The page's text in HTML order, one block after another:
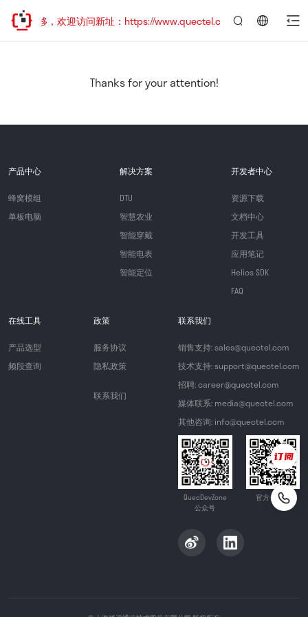
址已迁移，欢迎访问新址：https://www.quectel.com.cn
Thanks for your attention!
产品中心
蜂窝模组
单板电脑
解决方案
DTU
智慧农业
智能穿戴
智能电表
智能定位
开发者中心
资源下载
文档中心
开发工具
应用笔记
Helios SDK
FAQ
在线工具
产品选型
频段查询
政策
服务协议
隐私政策
联系我们
联系我们
销售支持: sales@quectel.com
技术支持: support@quectel.com
招聘: career@quectel.com
媒体联系: media@quectel.com
其他咨询: info@quectel.com
QuecDevZone
公众号
官方公众号